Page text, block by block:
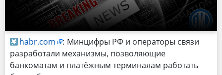
habr.com : Минцифры РФ и операторы связи
разработали механизмы, позволяющие
банкоматам и платёжным терминалам работать